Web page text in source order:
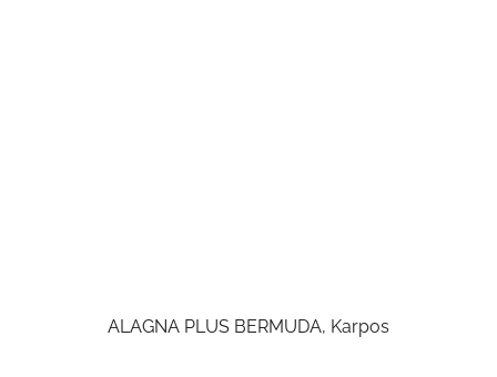
ALAGNA PLUS BERMUDA, Karpos